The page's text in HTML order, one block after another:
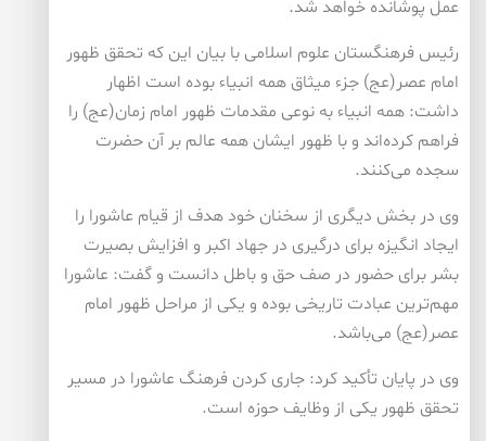
عمل پوشانده خواهد شد.
رئیس فرهنگستان علوم اسلامی با بیان این كه تحقق ظهور
امام عصر(عج) جزء میثاق همه انبیاء بوده است اظهار
داشت: همه انبیاء به نوعی مقدمات ظهور امام زمان(عج) را
فراهم كرده‌اند و با ظهور ایشان همه عالم بر آن حضرت
سجده می‌كنند.
وی در بخش دیگری از سخنان خود هدف از قیام عاشورا را
ایجاد انگیزه برای درگیری در جهاد اكبر و افزایش بصیرت
بشر برای حضور در صف حق و باطل دانست و گفت: عاشورا
مهم‌ترین عبادت تاریخی بوده و یكی از مراحل ظهور امام
عصر(عج) می‌باشد.
وی در پایان تأكید كرد: جاری كردن فرهنگ عاشورا در مسیر
تحقق ظهور یكی از وظایف حوزه است.